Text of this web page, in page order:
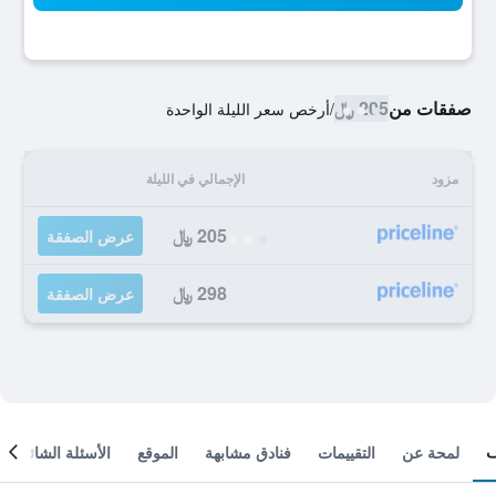
صفقات من205 ﷼ /أرخص سعر الليلة الواحدة
مزود الإجمالي في الليلة
205 ﷼ عرض الصفقة
298 ﷼ عرض الصفقة
لمحة عن التقييمات فنادق مشابهة الموقع الأسئلة الشائعة